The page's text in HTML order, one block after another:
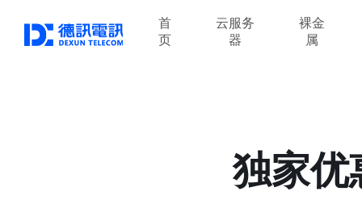
首
页
云服务
器
裸金
属
独家优